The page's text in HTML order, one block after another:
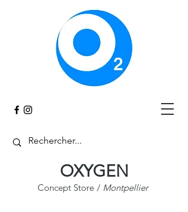
OXYGEN
Concept Store / Montpellier